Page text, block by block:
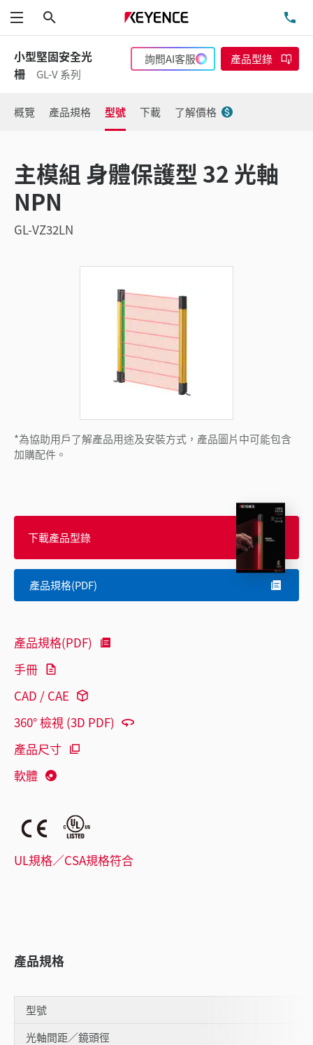
功能表
小型堅固安全光
柵
GL-V 系列
詢問AI客服 產品型錄
概覽 產品規格 型號 下載 了解價格
主模組 身體保護型 32 光軸
NPN
GL-VZ32LN
*為協助用戶了解產品用途及安裝方式，產品圖片中可能包含
加購配件。
下載產品型錄
產品規格(PDF)
產品規格(PDF)
手冊
CAD / CAE
360° 檢視 (3D PDF)
產品尺寸
軟體
UL規格／CSA規格符合
產品規格
型號
光軸間距／鏡頭徑